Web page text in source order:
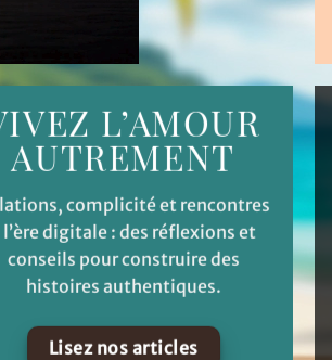
L’AMOUR
AUTREMENT
complicité et rencontres
l’ère digitale : des réflexions et
conseils pour construire des
histoires authentiques.
Lisez nos articles